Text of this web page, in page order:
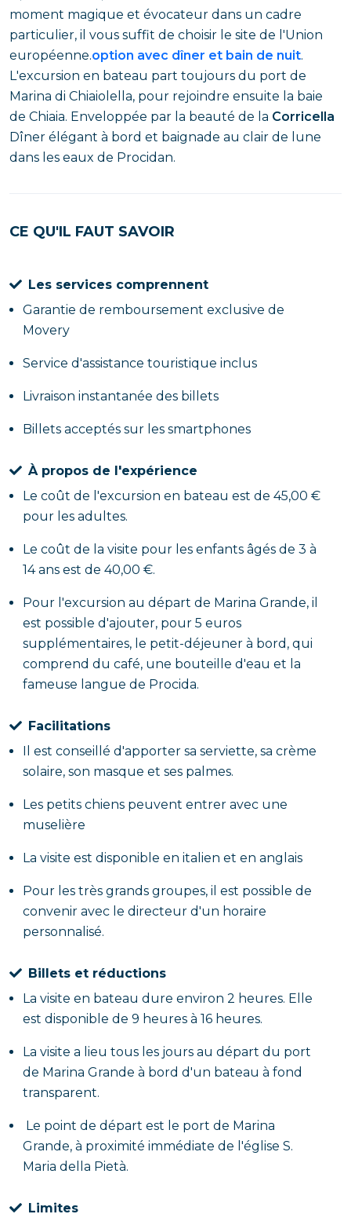
moment magique et évocateur dans un cadre
particulier, il vous suffit de choisir le site de l'Union
européenne.option avec dîner et bain de nuit.
L'excursion en bateau part toujours du port de
Marina di Chiaiolella, pour rejoindre ensuite la baie
de Chiaia. Enveloppée par la beauté de la Corricella
Dîner élégant à bord et baignade au clair de lune
dans les eaux de Procidan.
CE QU'IL FAUT SAVOIR
Les services comprennent
Garantie de remboursement exclusive de
Movery
Service d'assistance touristique inclus
Livraison instantanée des billets
Billets acceptés sur les smartphones
À propos de l'expérience
Le coût de l'excursion en bateau est de 45,00 €
pour les adultes.
Le coût de la visite pour les enfants âgés de 3 à
14 ans est de 40,00 €.
Pour l'excursion au départ de Marina Grande, il
est possible d'ajouter, pour 5 euros
supplémentaires, le petit-déjeuner à bord, qui
comprend du café, une bouteille d'eau et la
fameuse langue de Procida.
Facilitations
Il est conseillé d'apporter sa serviette, sa crème
solaire, son masque et ses palmes.
Les petits chiens peuvent entrer avec une
muselière
La visite est disponible en italien et en anglais
Pour les très grands groupes, il est possible de
convenir avec le directeur d'un horaire
personnalisé.
Billets et réductions
La visite en bateau dure environ 2 heures. Elle
est disponible de 9 heures à 16 heures.
La visite a lieu tous les jours au départ du port
de Marina Grande à bord d'un bateau à fond
transparent.
Le point de départ est le port de Marina
Grande, à proximité immédiate de l'église S.
Maria della Pietà.
Limites